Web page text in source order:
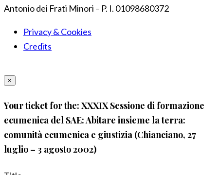
Antonio dei Frati Minori – P. I. 01098680372
Privacy & Cookies
Credits
×
Your ticket for the: XXXIX Sessione di formazione
ecumenica del SAE: Abitare insieme la terra:
comunità ecumenica e giustizia (Chianciano, 27
luglio – 3 agosto 2002)